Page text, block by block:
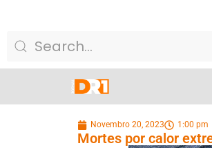
Novembro 20, 2023 1:00 pm
Mortes por calor